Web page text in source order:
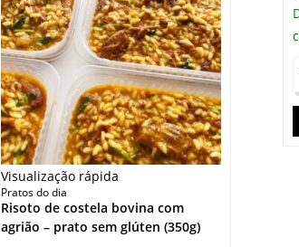
Visualização rápida
Pratos do dia
Risoto de costela bovina com
agrião – prato sem glúten (350g)